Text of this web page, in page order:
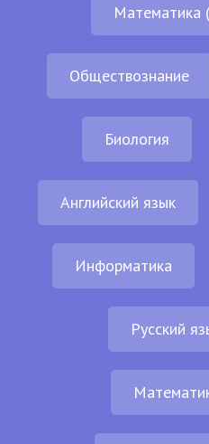
Математика
Обществознание
Биология
Английский язык
Информатика
Русский